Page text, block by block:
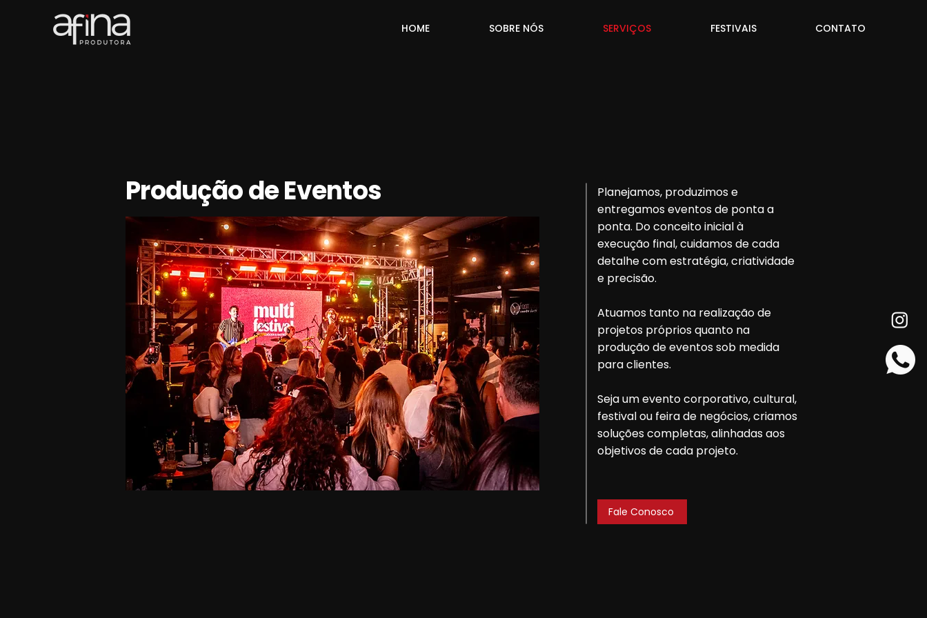
HOME SOBRE NÓS SERVIÇOS FESTIVAIS CONTATO
Produção de Eventos
Planejamos, produzimos e
entregamos eventos de ponta a
ponta. Do conceito inicial à
execução final, cuidamos de cada
detalhe com estratégia, criatividade
e precisão.
Atuamos tanto na realização de
projetos próprios quanto na
produção de eventos sob medida
para clientes.
Seja um evento corporativo, cultural,
festival ou feira de negócios, criamos
soluções completas, alinhadas aos
objetivos de cada projeto.
Fale Conosco